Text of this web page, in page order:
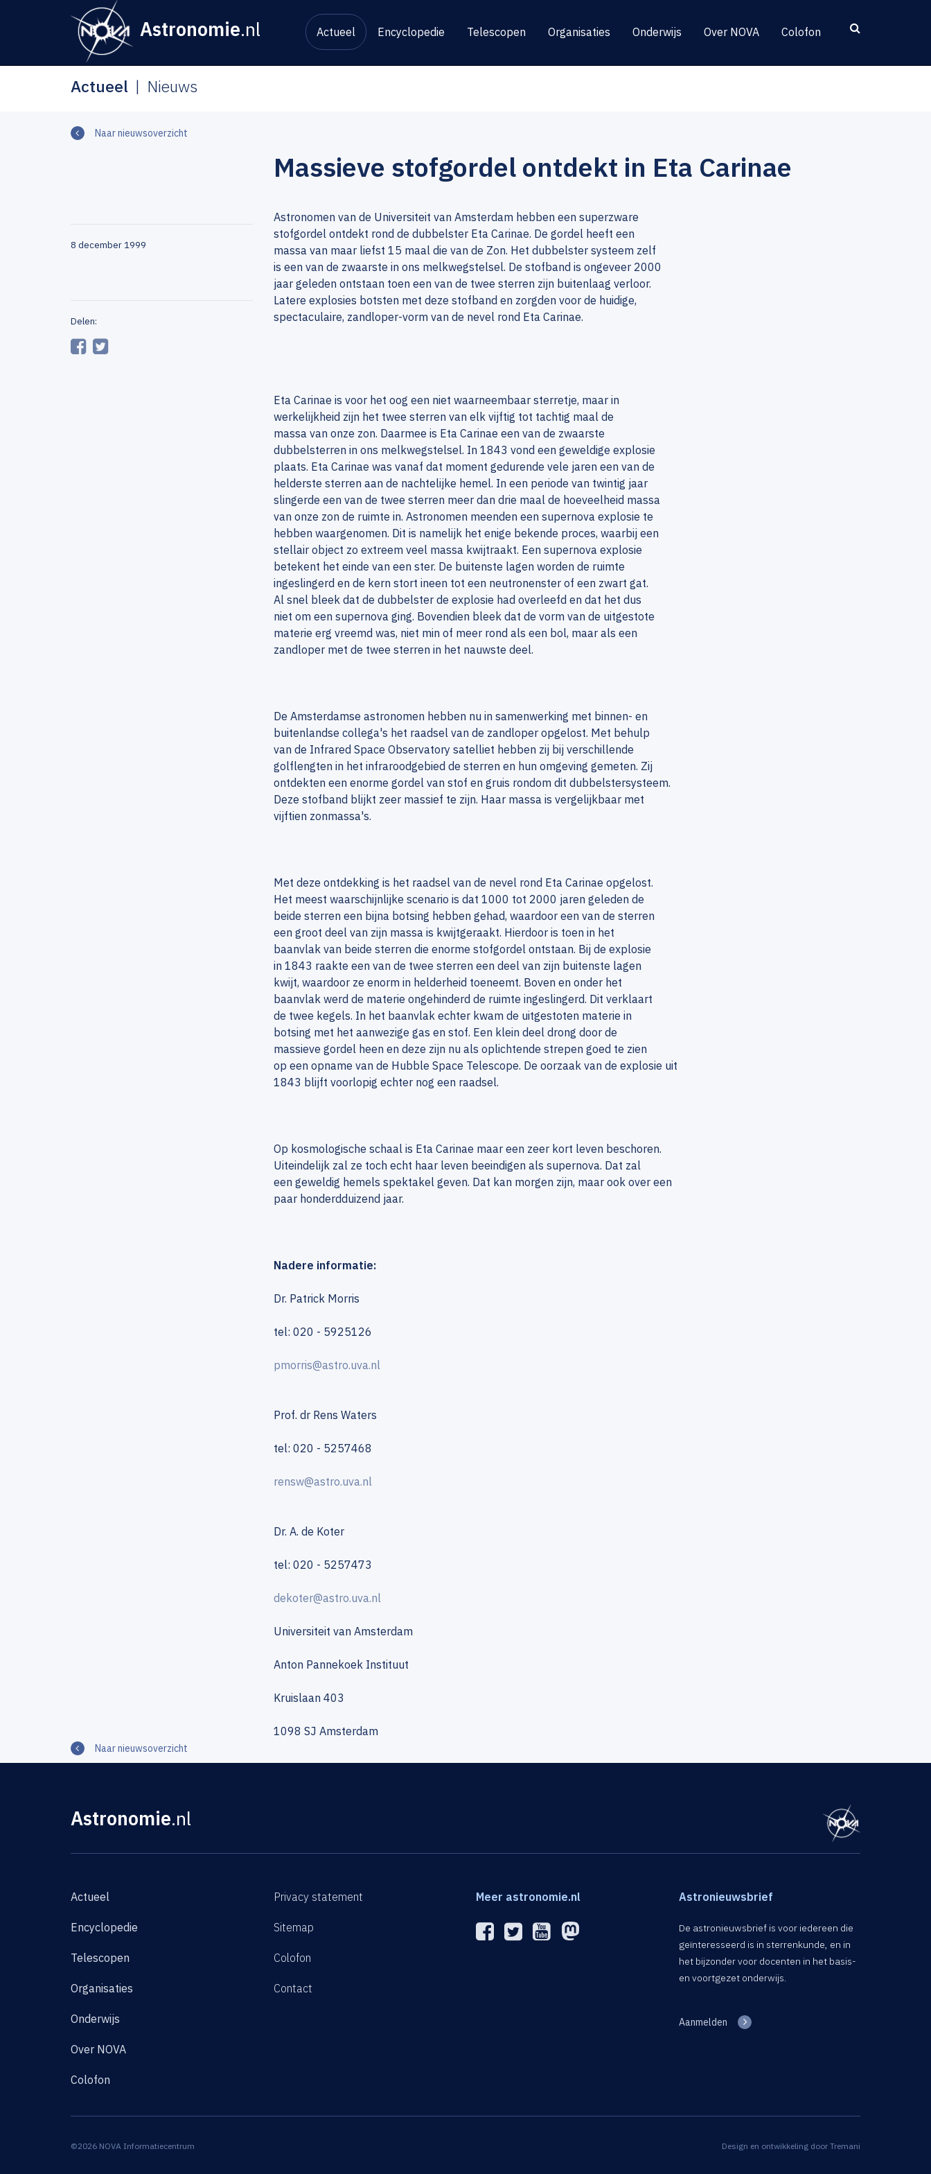
Astronomie.nl Actueel Encyclopedie Telescopen Organisaties Onderwijs Over NOVA Colofon
Actueel Nieuws
Naar nieuwsoverzicht
8 december 1999
Delen:
Massieve stofgordel ontdekt in Eta Carinae
Astronomen van de Universiteit van Amsterdam hebben een superzware
stofgordel ontdekt rond de dubbelster Eta Carinae. De gordel heeft een
massa van maar liefst 15 maal die van de Zon. Het dubbelster systeem zelf
is een van de zwaarste in ons melkwegstelsel. De stofband is ongeveer 2000
jaar geleden ontstaan toen een van de twee sterren zijn buitenlaag verloor.
Latere explosies botsten met deze stofband en zorgden voor de huidige,
spectaculaire, zandloper-vorm van de nevel rond Eta Carinae.
Eta Carinae is voor het oog een niet waarneembaar sterretje, maar in
werkelijkheid zijn het twee sterren van elk vijftig tot tachtig maal de
massa van onze zon. Daarmee is Eta Carinae een van de zwaarste
dubbelsterren in ons melkwegstelsel. In 1843 vond een geweldige explosie
plaats. Eta Carinae was vanaf dat moment gedurende vele jaren een van de
helderste sterren aan de nachtelijke hemel. In een periode van twintig jaar
slingerde een van de twee sterren meer dan drie maal de hoeveelheid massa
van onze zon de ruimte in. Astronomen meenden een supernova explosie te
hebben waargenomen. Dit is namelijk het enige bekende proces, waarbij een
stellair object zo extreem veel massa kwijtraakt. Een supernova explosie
betekent het einde van een ster. De buitenste lagen worden de ruimte
ingeslingerd en de kern stort ineen tot een neutronenster of een zwart gat.
Al snel bleek dat de dubbelster de explosie had overleefd en dat het dus
niet om een supernova ging. Bovendien bleek dat de vorm van de uitgestote
materie erg vreemd was, niet min of meer rond als een bol, maar als een
zandloper met de twee sterren in het nauwste deel.
De Amsterdamse astronomen hebben nu in samenwerking met binnen- en
buitenlandse collega's het raadsel van de zandloper opgelost. Met behulp
van de Infrared Space Observatory satelliet hebben zij bij verschillende
golflengten in het infraroodgebied de sterren en hun omgeving gemeten. Zij
ontdekten een enorme gordel van stof en gruis rondom dit dubbelstersysteem.
Deze stofband blijkt zeer massief te zijn. Haar massa is vergelijkbaar met
vijftien zonmassa's.
Met deze ontdekking is het raadsel van de nevel rond Eta Carinae opgelost.
Het meest waarschijnlijke scenario is dat 1000 tot 2000 jaren geleden de
beide sterren een bijna botsing hebben gehad, waardoor een van de sterren
een groot deel van zijn massa is kwijtgeraakt. Hierdoor is toen in het
baanvlak van beide sterren die enorme stofgordel ontstaan. Bij de explosie
in 1843 raakte een van de twee sterren een deel van zijn buitenste lagen
kwijt, waardoor ze enorm in helderheid toeneemt. Boven en onder het
baanvlak werd de materie ongehinderd de ruimte ingeslingerd. Dit verklaart
de twee kegels. In het baanvlak echter kwam de uitgestoten materie in
botsing met het aanwezige gas en stof. Een klein deel drong door de
massieve gordel heen en deze zijn nu als oplichtende strepen goed te zien
op een opname van de Hubble Space Telescope. De oorzaak van de explosie uit
1843 blijft voorlopig echter nog een raadsel.
Op kosmologische schaal is Eta Carinae maar een zeer kort leven beschoren.
Uiteindelijk zal ze toch echt haar leven beeindigen als supernova. Dat zal
een geweldig hemels spektakel geven. Dat kan morgen zijn, maar ook over een
paar honderdduizend jaar.
Nadere informatie:
Dr. Patrick Morris
tel: 020 - 5925126
pmorris@astro.uva.nl
Prof. dr Rens Waters
tel: 020 - 5257468
rensw@astro.uva.nl
Dr. A. de Koter
tel: 020 - 5257473
dekoter@astro.uva.nl
Universiteit van Amsterdam
Anton Pannekoek Instituut
Kruislaan 403
1098 SJ Amsterdam
Naar nieuwsoverzicht
Astronomie.nl
Actueel
Encyclopedie
Telescopen
Organisaties
Onderwijs
Over NOVA
Colofon
Privacy statement
Sitemap
Colofon
Contact
Meer astronomie.nl Astronieuwsbrief
De astronieuwsbrief is voor iedereen die
geïnteresseerd is in sterrenkunde, en in
het bijzonder voor docenten in het basis-
en voortgezet onderwijs.
Aanmelden
©2026 NOVA Informatiecentrum Design en ontwikkeling door Tremani